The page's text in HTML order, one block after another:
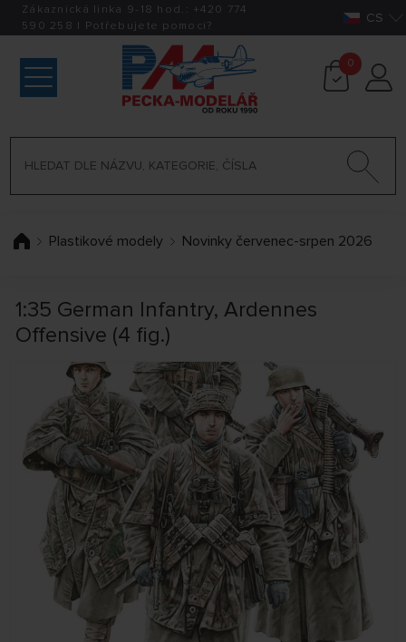
Zákaznická linka 9-18 hod.: +420 774
590 258 | Potřebujete pomoci? CS
0
Plastikové modely Novinky červenec-srpen 2026
1:35 German Infantry, Ardennes
Offensive (4 fig.)